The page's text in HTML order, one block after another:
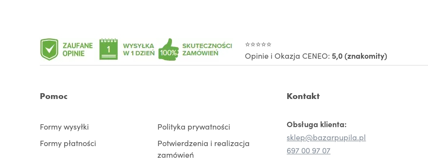
⭐⭐⭐⭐⭐
Opinie i Okazja CENEO: 5,0 (znakomity)
Pomoc
Formy wysyłki
Polityka prywatności
Formy płatności
Potwierdzenia i realizacja
zamówień
Kontakt
Obsługa klienta:
sklep@bazarpupila.pl
697 00 97 07